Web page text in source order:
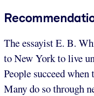
The essayist E. B.
to New York to live
People succeed
Many do so through